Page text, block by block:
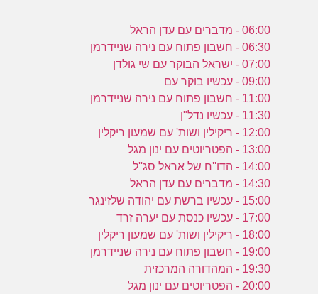
06:00 - מדברים עם עדן הראל
06:30 - חשבון פתוח עם נירה שניידרמן
07:00 - ישראל הבוקר עם שי גולדן
09:00 - עכשיו בוקר עם
11:00 - חשבון פתוח עם נירה שניידרמן
11:30 - עכשיו נדל"ן
12:00 - ריקילין ושות' עם שמעון ריקלין
13:00 - הפטריוטים עם ינון מגל
14:00 - הדו''ח של אראל סג''ל
14:30 - מדברים עם עדן הראל
15:00 - עכשיו ברשת עם יהודה שלזינגר
17:00 - עכשיו כנסת עם יערה זרד
18:00 - ריקילין ושות' עם שמעון ריקלין
19:00 - חשבון פתוח עם נירה שניידרמן
19:30 - המהדורה המרכזית
20:00 - הפטריוטים עם ינון מגל